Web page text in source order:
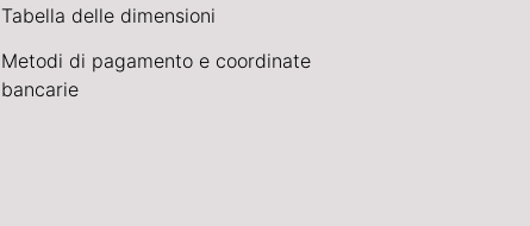
Tabella delle dimensioni
Metodi di pagamento e coordinate
bancarie